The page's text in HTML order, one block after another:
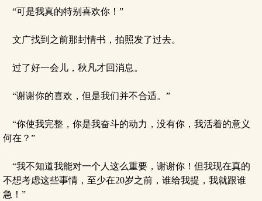
“可是我真的特别喜欢你！”
文广找到之前那封情书，拍照发了过去。
过了好一会儿，秋凡才回消息。
“谢谢你的喜欢，但是我们并不合适。”
“你使我完整，你是我奋斗的动力，没有你，我活着的意义
何在？”
“我不知道我能对一个人这么重要，谢谢你！但我现在真的
不想考虑这些事情，至少在20岁之前，谁给我提，我就跟谁
急！”